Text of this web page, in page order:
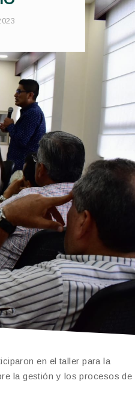
en el taller para la
la gestión y los procesos de